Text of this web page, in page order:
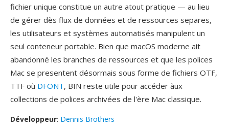
fichier unique constitue un autre atout pratique — au lieu
de gérer dès flux de données et de ressources separes,
les utilisateurs et systèmes automatisés manipulent un
seul conteneur portable. Bien que macOS moderne ait
abandonné les branches de ressources et que les polices
Mac se presentent désormais sous forme de fichiers OTF,
TTF où DFONT, BIN reste utile pour accéder àux
collections de polices archivées de l'ère Mac classique.
Développeur: Dennis Brothers